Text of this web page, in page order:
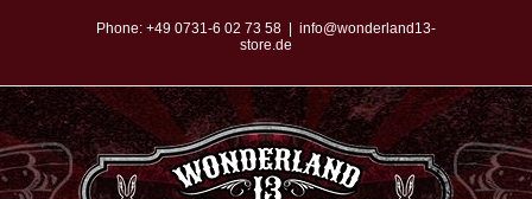
springen
Phone: +49 0731-6 02 73 58
info@wonderland13-
store.de